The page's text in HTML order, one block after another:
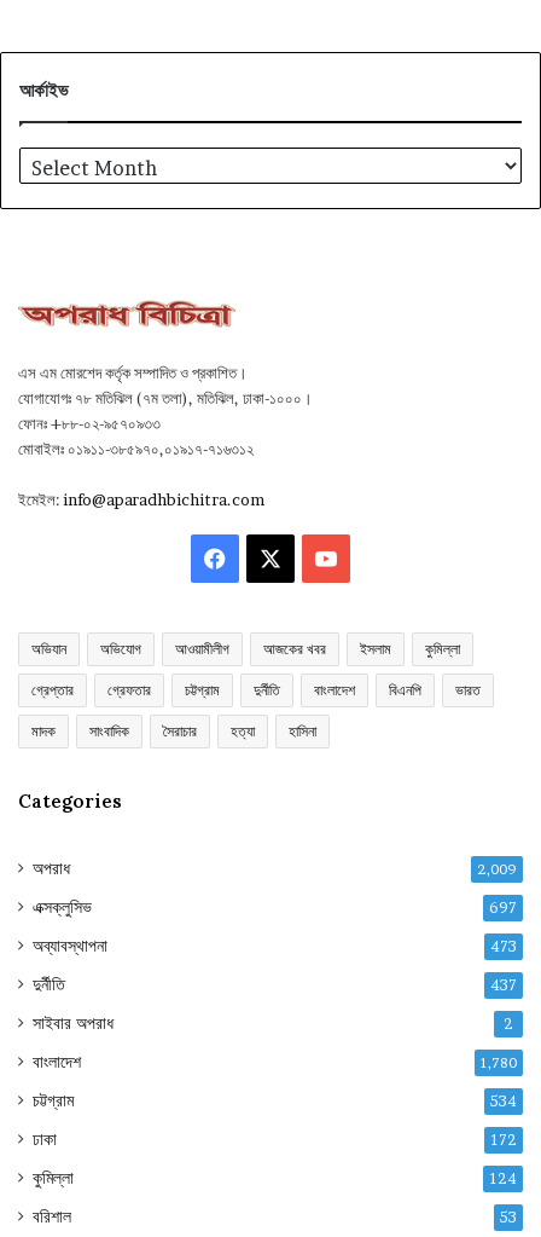
আর্কাইভ
আর্কাইভ
এস এম মোরশেদ কর্তৃক সম্পাদিত ও প্রকাশিত।
যোগাযোগঃ ৭৮ মতিঝিল (৭ম তলা), মতিঝিল, ঢাকা-১০০০।
ফোনঃ +৮৮-০২-৯৫৭০৯৩৩
মোবাইলঃ ০১৯১১-৩৮৫৯৭০,০১৯১৭-৭১৬৩১২
ইমেইল:info@aparadhbichitra.com
Facebook YouTube
অভিযান অভিযোগ আওয়ামীলীগ আজকের খবর ইসলাম কুমিল্লা
গ্রেপ্তার গ্রেফতার চট্টগ্রাম দুর্নীতি বাংলাদেশ বিএনপি ভারত
মাদক সাংবাদিক সৈরাচার হত্যা হাসিনা
Categories
অপরাধ 2,009
এক্সক্লুসিভ 697
অব্যাবস্থাপনা 473
দুর্নীতি 437
সাইবার অপরাধ 2
বাংলাদেশ 1,780
চট্টগ্রাম 534
ঢাকা 172
কুমিল্লা 124
বরিশাল 53